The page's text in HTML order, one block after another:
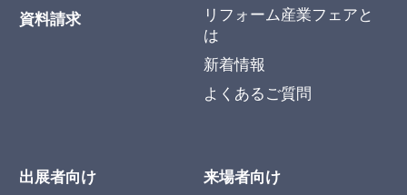
資料請求
リフォーム産業フェアと
は
新着情報
よくあるご質問
出展者向け
来場者向け